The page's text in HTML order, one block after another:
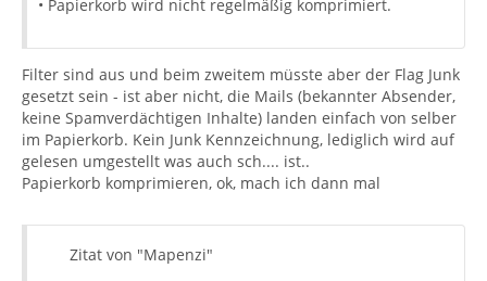
• Papierkorb wird nicht regelmäßig komprimiert.
Filter sind aus und beim zweitem müsste aber der Flag Junk
gesetzt sein - ist aber nicht, die Mails (bekannter Absender,
keine Spamverdächtigen Inhalte) landen einfach von selber
im Papierkorb. Kein Junk Kennzeichnung, lediglich wird auf
gelesen umgestellt was auch sch.... ist..
Papierkorb komprimieren, ok, mach ich dann mal
Zitat von "Mapenzi"